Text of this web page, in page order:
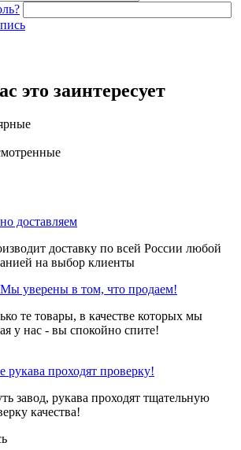
это заинтересует
доставляем
доставку по всей России любой
на выбор клиенты
Мы уверены в том, что продаем!
те товары, в качестве которых мы
у нас - вы спокойно спите!
рукава проходят проверку!
завод, рукава проходят тщательную
качества!